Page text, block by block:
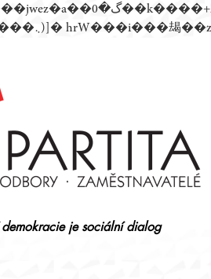
demokracie je sociální dialog